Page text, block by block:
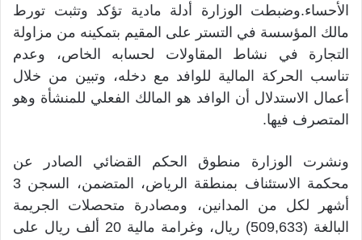
الأحساء.وضبطت الوزارة أدلة مادية تؤكد وتثبت تورط
مالك المؤسسة في التستر على المقيم بتمكينه من مزاولة
التجارة في نشاط المقاولات لحسابه الخاص، وعدم
تناسب الحركة المالية للوافد مع دخله، وتبين من خلال
أعمال الاستدلال أن الوافد هو المالك الفعلي للمنشأة وهو
المتصرف فيها.
ونشرت الوزارة منطوق الحكم القضائي الصادر عن
محكمة الاستئناف بمنطقة الرياض، المتضمن، السجن 3
أشهر لكل من المدانين، ومصادرة متحصلات الجريمة
البالغة (509,633) ريال، وغرامة مالية 20 ألف ريال على